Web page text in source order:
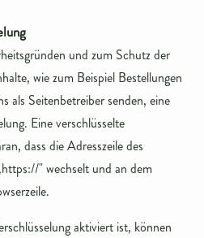
und zum Schutz der
wie zum Beispiel Bestellungen
als Seitenbetreiber senden, eine
Eine verschlüsselte
dass die Adresszeile des
" wechselt und an dem
aktiviert ist, können